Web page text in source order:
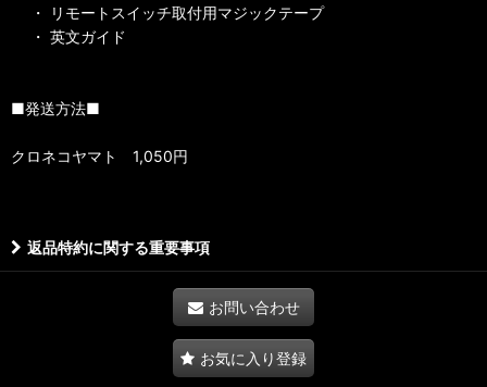
・ リモートスイッチ取付用マジックテープ
・ 英文ガイド
■発送方法■
クロネコヤマト 1,050円
返品特約に関する重要事項
お問い合わせ
お気に入り登録